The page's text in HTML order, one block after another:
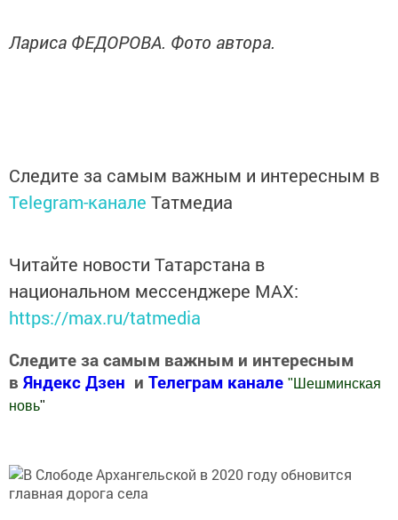
Лариса ФЕДОРОВА. Фото автора.
Следите за самым важным и интересным в
Telegram-канале Татмедиа
Читайте новости Татарстана в
национальном мессенджере MАХ:
https://max.ru/tatmedia
Следите за самым важным и интересным
в Яндекс Дзен и Телеграм канале "Шешминская
новь"